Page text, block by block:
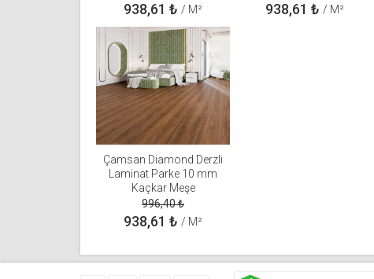
938,61 ₺ / M² 938,61 ₺ / M²
Çamsan Diamond Derzli
Laminat Parke 10 mm
Kaçkar Meşe
996,40₺
938,61 ₺ / M²